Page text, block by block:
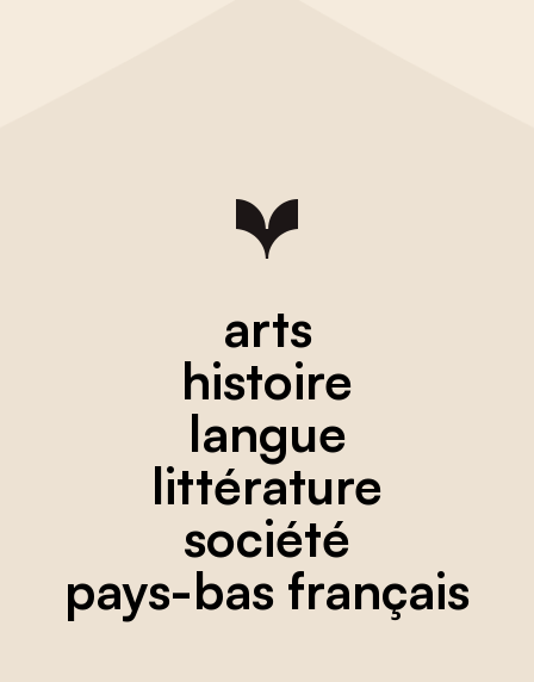
arts
histoire
langue
littérature
société
pays-bas français